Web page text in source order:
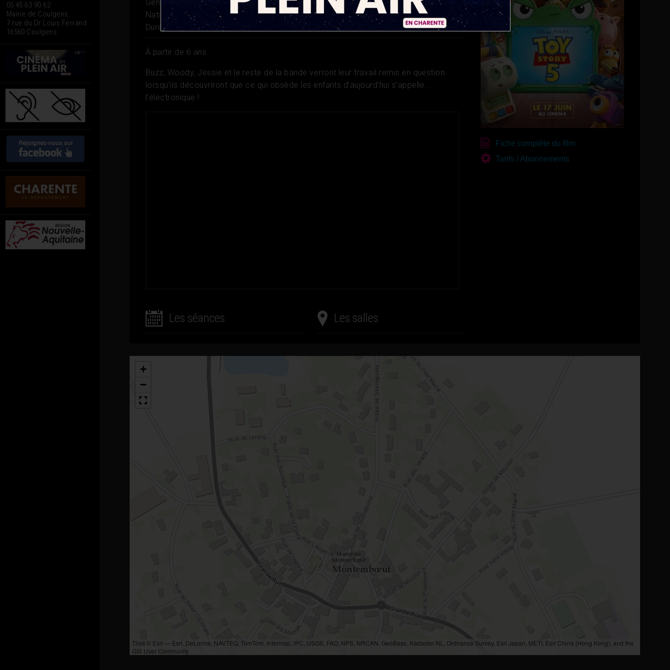
05 45 63 90 62
Mairie de Coulgens
7 rue du Dr Louis Ferrand
16560 Coulgens
Genre
Animation, Aventure, Comédie, Famille
NationalitéUSA
Durée
À partir de 6 ans
Buzz, Woody, Jessie et le reste de la bande verront leur travail remis en question
lorsqu’ils découvriront que ce qui obsède les enfants d’aujourd’hui s’appelle...
l’électronique !
Les séances Les salles
Fiche complète du film
Tarifs / Abonnements
+
−
Tiles © Esri — Esri, DeLorme, NAVTEQ, TomTom, Intermap, iPC, USGS, FAO, NPS, NRCAN, GeoBase, Kadaster NL, Ordnance Survey, Esri Japan, METI, Esri China (Hong Kong), and the
GIS User Community